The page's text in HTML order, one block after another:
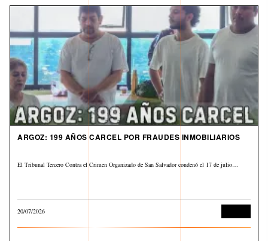
ARGOZ: 199 AÑOS CARCEL POR FRAUDES INMOBILIARIOS
El Tribunal Tercero Contra el Crimen Organizado de San Salvador condenó el 17 de julio…
20/07/2026